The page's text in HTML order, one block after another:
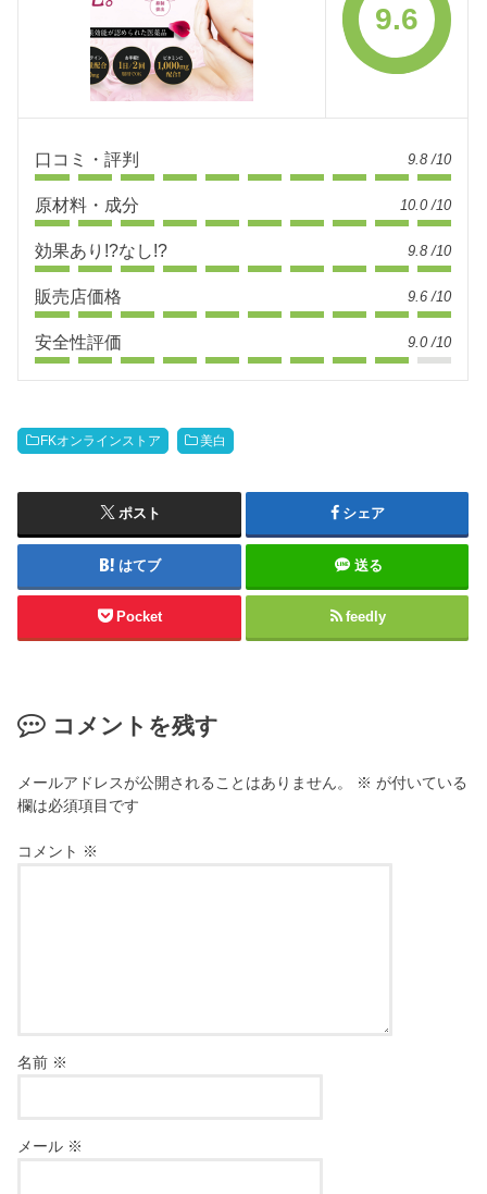
9.6
口コミ・評判 9.8 /10
原材料・成分 10.0 /10
効果あり!?なし!? 9.8 /10
販売店価格 9.6 /10
安全性評価 9.0 /10
FKオンラインストア 美白
ポスト シェア
はてブ 送る
Pocket feedly
コメントを残す
メールアドレスが公開されることはありません。 ※ が付いている
欄は必須項目です
コメント ※
名前 ※
メール ※